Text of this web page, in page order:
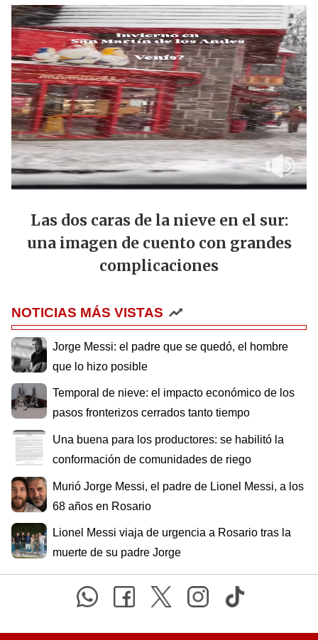
Las dos caras de la nieve en el sur:
una imagen de cuento con grandes
complicaciones
NOTICIAS MÁS VISTAS
Jorge Messi: el padre que se quedó, el hombre
que lo hizo posible
Temporal de nieve: el impacto económico de los
pasos fronterizos cerrados tanto tiempo
Una buena para los productores: se habilitó la
conformación de comunidades de riego
Murió Jorge Messi, el padre de Lionel Messi, a los
68 años en Rosario
Lionel Messi viaja de urgencia a Rosario tras la
muerte de su padre Jorge